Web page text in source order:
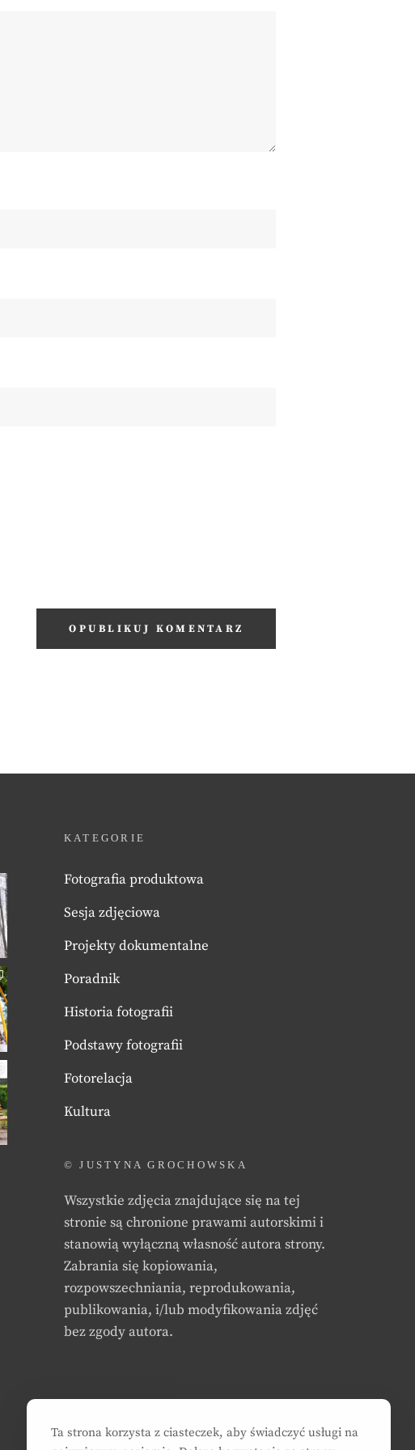
KATEGORIE
Fotografia produktowa
Sesja zdjęciowa
Projekty dokumentalne
Poradnik
Historia fotografii
Podstawy fotografii
Fotorelacja
Kultura
© JUSTYNA GROCHOWSKA
Wszystkie zdjęcia znajdujące się na tej
stronie są chronione prawami autorskimi i
stanowią wyłączną własność autora strony.
Zabrania się kopiowania,
rozpowszechniania, reprodukowania,
publikowania, i/lub modyfikowania zdjęć
bez zgody autora.
Ta strona korzysta z ciasteczek, aby świadczyć usługi na